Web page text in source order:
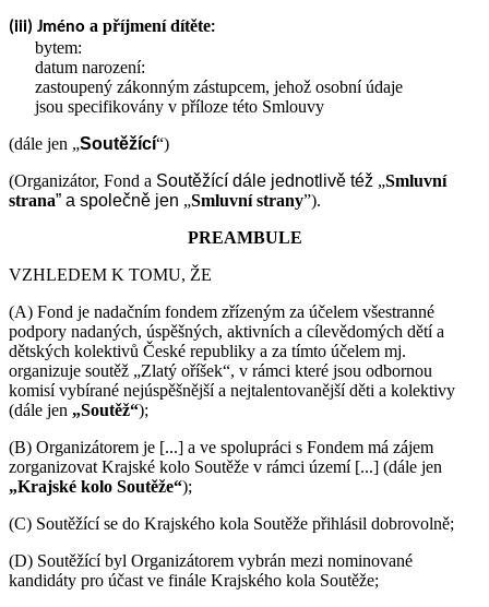
(iii) Jméno a příjmení dítěte:
bytem:
datum narození:
zastoupený zákonným zástupcem, jehož osobní údaje
jsou specifikovány v příloze této Smlouvy
(dále jen „Soutěžící“)
(Organizátor, Fond a Soutěžící dále jednotlivě též „Smluvní
strana” a společně jen „Smluvní strany”).
PREAMBULE
VZHLEDEM K TOMU, ŽE
(A) Fond je nadačním fondem zřízeným za účelem všestranné
podpory nadaných, úspěšných, aktivních a cílevědomých dětí a
dětských kolektivů České republiky a za tímto účelem mj.
organizuje soutěž „Zlatý oříšek“, v rámci které jsou odbornou
komisí vybírané nejúspěšnější a nejtalentovanější děti a kolektivy
(dále jen „Soutěž“);
(B) Organizátorem je [...] a ve spolupráci s Fondem má zájem
zorganizovat Krajské kolo Soutěže v rámci území [...] (dále jen
„Krajské kolo Soutěže“);
(C) Soutěžící se do Krajského kola Soutěže přihlásil dobrovolně;
(D) Soutěžící byl Organizátorem vybrán mezi nominované
kandidáty pro účast ve finále Krajského kola Soutěže;